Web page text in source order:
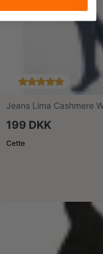
Jeans Lima Cashmere
199 DKK
Cette